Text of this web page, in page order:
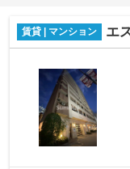
賃貸 | マンション エ